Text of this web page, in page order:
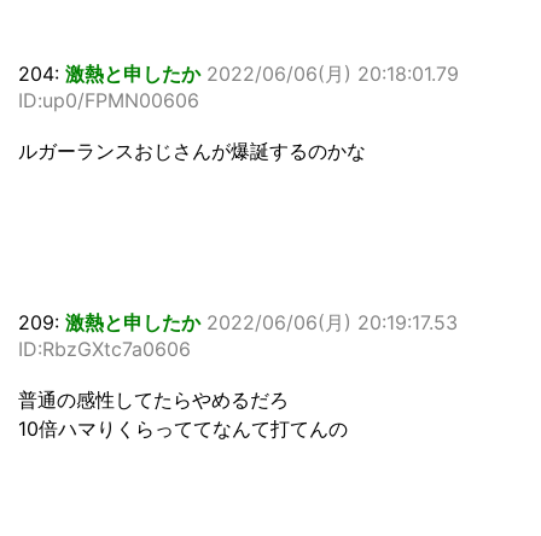
204: 激熱と申したか 2022/06/06(月) 20:18:01.79
ID:up0/FPMN00606
ルガーランスおじさんが爆誕するのかな
209: 激熱と申したか 2022/06/06(月) 20:19:17.53
ID:RbzGXtc7a0606
普通の感性してたらやめるだろ
10倍ハマりくらっててなんて打てんの